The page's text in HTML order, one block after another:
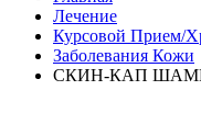
Лечение
Курсовой Прием/
Заболевания Кожи
СКИН-КАП